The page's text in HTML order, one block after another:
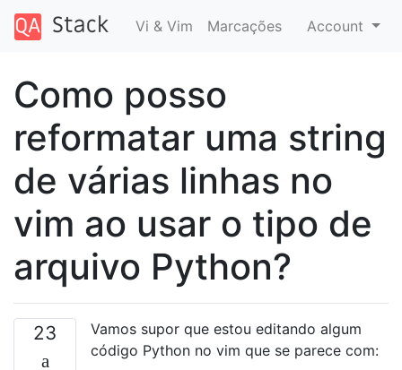
Vi & Vim Marcações Account
Como posso
reformatar uma string
de várias linhas no
vim ao usar o tipo de
arquivo Python?
23
Vamos supor que estou editando algum
código Python no vim que se parece com: